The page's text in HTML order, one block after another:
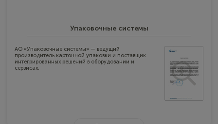
Упаковочные системы
АО «Упаковочные системы» — ведущий
производитель картонной упаковки и поставщик
интегрированных решений в оборудовании и
сервисах.